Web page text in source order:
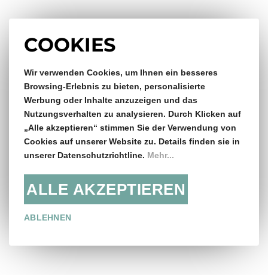
COOKIES
Wir verwenden Cookies, um Ihnen ein besseres
Browsing-Erlebnis zu bieten, personalisierte
Werbung oder Inhalte anzuzeigen und das
Nutzungsverhalten zu analysieren. Durch Klicken auf
„Alle akzeptieren“ stimmen Sie der Verwendung von
Cookies auf unserer Website zu. Details finden sie in
unserer Datenschutzrichtline. Mehr...
ALLE AKZEPTIEREN
ABLEHNEN
Gratis Versand & Rückversand
ab €150,- Bestellwert
14 Tage Rückgaberecht